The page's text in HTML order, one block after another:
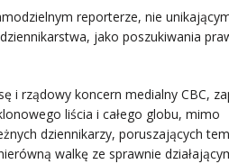
reporterze, nie
jako poszukiwania
i rządowy koncern medialny CBC,
liścia i całego globu, mimo
dziennikarzy, poruszających
walkę ze sprawnie